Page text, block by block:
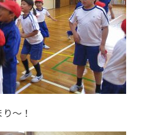
～！